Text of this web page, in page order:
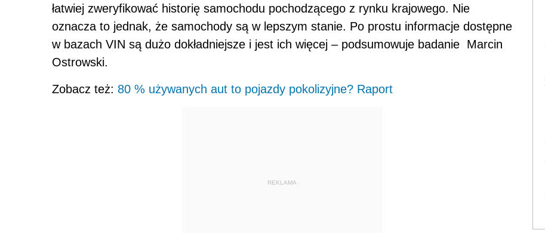
łatwiej zweryfikować historię samochodu pochodzącego z rynku krajowego. Nie
oznacza to jednak, że samochody są w lepszym stanie. Po prostu informacje dostępne
w bazach VIN są dużo dokładniejsze i jest ich więcej – podsumowuje badanie Marcin
Ostrowski.
Zobacz też: 80 % używanych aut to pojazdy pokolizyjne? Raport
REKLAMA